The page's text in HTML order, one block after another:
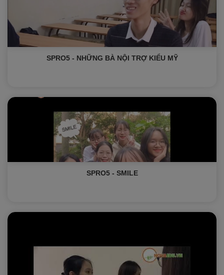
SPRO5 - NHỮNG BÀ NỘI TRỢ KIỂU MỸ
SPRO5 - SMILE